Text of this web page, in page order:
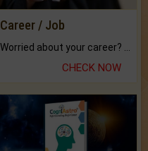
Career / Job
CHECK NOW